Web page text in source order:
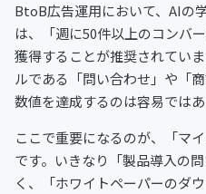
BtoB広告運用において、AIの
は、「週に50件以上のコンバ
獲得することが推奨されてい
ルである「問い合わせ」や「
数値を達成するのは容易ではあ
ここで重要になるのが、「マ
です。いきなり「製品導入の
く、「ホワイトペーパーのダ